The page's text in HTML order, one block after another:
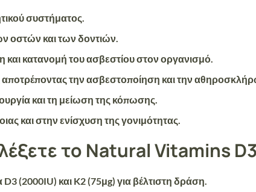
συστήματος.
οστών και των δοντιών.
κατανομή του ασβεστίουστον οργανισμό.
αποτρέποντας την ασβεστοποίηση και την
και τη μείωση της κόπωσης.
και στηνενίσχυση της γονιμότητας.
το Natural Vitamins
(2000IU) και K2 (75μg) για βέλτιστη δράση.